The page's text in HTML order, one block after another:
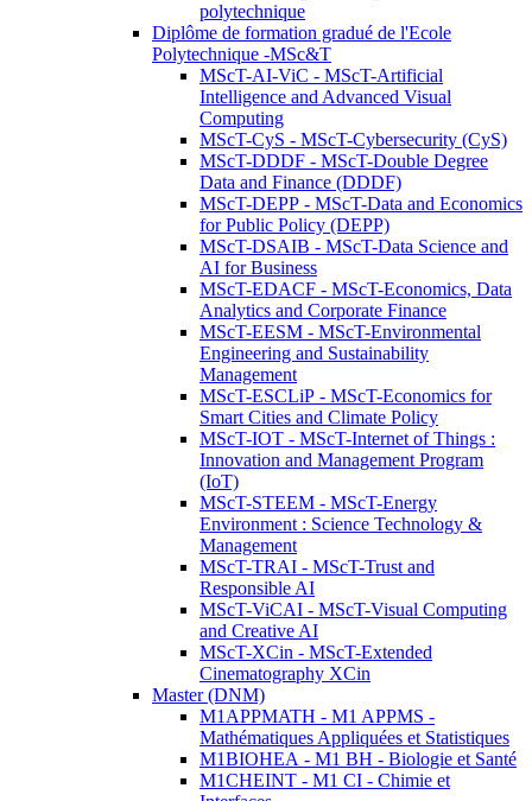
polytechnique
Diplôme de formation gradué de l'Ecole
Polytechnique -MSc&T
MScT-AI-ViC - MScT-Artificial
Intelligence and Advanced Visual
Computing
MScT-CyS - MScT-Cybersecurity (CyS)
MScT-DDDF - MScT-Double Degree
Data and Finance (DDDF)
MScT-DEPP - MScT-Data and Economics
for Public Policy (DEPP)
MScT-DSAIB - MScT-Data Science and
AI for Business
MScT-EDACF - MScT-Economics, Data
Analytics and Corporate Finance
MScT-EESM - MScT-Environmental
Engineering and Sustainability
Management
MScT-ESCLiP - MScT-Economics for
Smart Cities and Climate Policy
MScT-IOT - MScT-Internet of Things :
Innovation and Management Program
(IoT)
MScT-STEEM - MScT-Energy
Environment : Science Technology &
Management
MScT-TRAI - MScT-Trust and
Responsible AI
MScT-ViCAI - MScT-Visual Computing
and Creative AI
MScT-XCin - MScT-Extended
Cinematography XCin
Master (DNM)
M1APPMATH - M1 APPMS -
Mathématiques Appliquées et Statistiques
M1BIOHEA - M1 BH - Biologie et Santé
M1CHEINT - M1 CI - Chimie et